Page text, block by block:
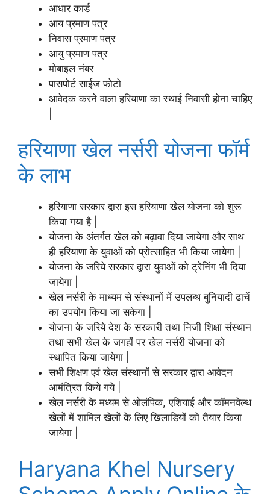
आधार कार्ड
आय प्रमाण पत्र
निवास प्रमाण पत्र
आयु प्रमाण पत्र
मोबाइल नंबर
पासपोर्ट साईज फोटो
आवेदक करने वाला हरियाणा का स्थाई निवासी होना चाहिए
हरियाणा खेल नर्सरी योजना फॉर्म
के लाभ
हरियाणा सरकार द्वारा इस हरियाणा खेल योजना को शुरू
किया गया है |
योजना के अंतर्गत खेल को बढ़ावा दिया जायेगा और साथ
ही हरियाणा के युवाओं को प्रोत्साहित भी किया जायेगा |
योजना के जरिये सरकार द्वारा युवाओं को ट्रेनिंग भी दिया
जायेगा |
खेल नर्सरी के माध्यम से संस्थानों में उपलब्ध बुनियादी ढाचें
का उपयोग किया जा सकेगा |
योजना के जरिये देश के सरकारी तथा निजी शिक्षा संस्थान
तथा सभी खेल के जगहों पर खेल नर्सरी योजना को
स्थापित किया जायेगा |
सभी शिक्षण एवं खेल संस्थानों से सरकार द्वारा आवेदन
आमंत्रित किये गये |
खेल नर्सरी के मध्यम से ओलंपिक, एशियाई और कॉमनवेल्थ
खेलों में शामिल खेलों के लिए खिलाडियों को तैयार किया
जायेगा |
Haryana Khel Nursery